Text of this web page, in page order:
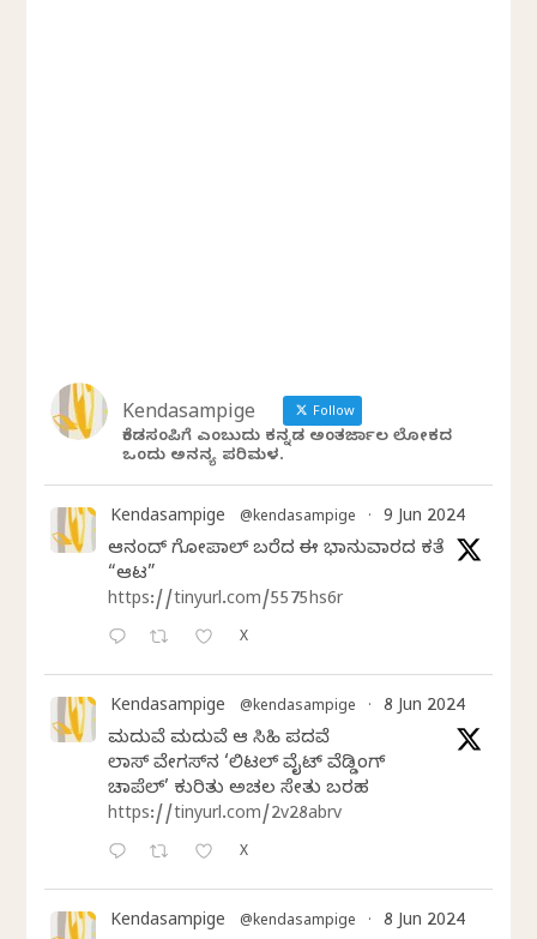
Kendasampige Follow
ಕೆಂಡಸಂಪಿಗೆ ಎಂಬುದು ಕನ್ನಡ ಅಂತರ್ಜಾಲ ಲೋಕದ
ಒಂದು ಅನನ್ಯ ಪರಿಮಳ.
Kendasampige @kendasampige · 9 Jun 2024
ಆನಂದ್‌ ಗೋಪಾಲ್‌ ಬರೆದ ಈ ಭಾನುವಾರದ ಕತೆ
“ಆಟ”
https://tinyurl.com/5575hs6r
X
Kendasampige @kendasampige · 8 Jun 2024
ಮದುವೆ ಮದುವೆ ಆ ಸಿಹಿ ಪದವೆ
ಲಾಸ್‌ ವೇಗಸ್‌ನ ‘ಲಿಟಲ್ ವೈಟ್ ವೆಡ್ಡಿಂಗ್
ಚಾಪೆಲ್’ ಕುರಿತು ಅಚಲ ಸೇತು ಬರಹ
https://tinyurl.com/2v28abrv
X
Kendasampige @kendasampige · 8 Jun 2024